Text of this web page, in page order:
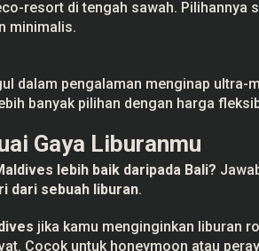
resort di tengah sawah. Pilihannya
minimalis.
dalam pengalaman menginap ultra-
banyak pilihan dengan harga
Gaya Liburanmu
lebih baik daripada Bali?
dari sebuah liburan.
jika kamu menginginkan liburan
Cocok untuk honeymoon atau